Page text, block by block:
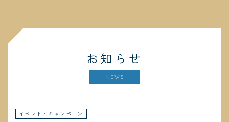
お知らせ
NEWS
イベント・キャンペーン